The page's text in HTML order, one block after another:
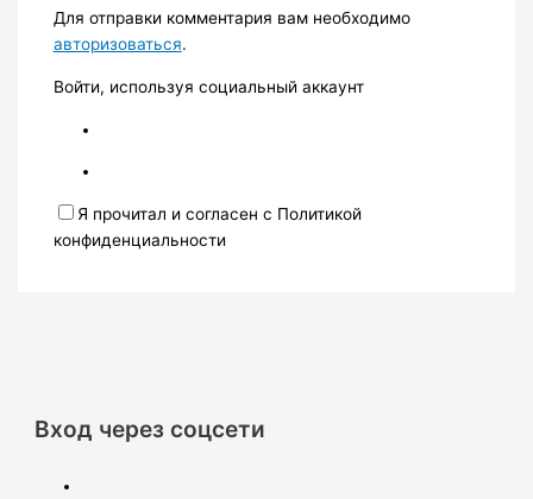
Для отправки комментария вам необходимо
авторизоваться.
Войти, используя социальный аккаунт
Я прочитал и согласен с Политикой
конфиденциальности
Вход через соцсети